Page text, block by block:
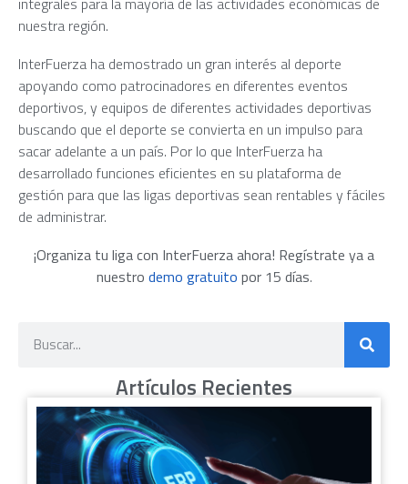
nuestra región.
InterFuerza ha demostrado un gran interés al deporte
apoyando como patrocinadores en diferentes eventos
deportivos, y equipos de diferentes actividades deportivas
buscando que el deporte se convierta en un impulso para
sacar adelante a un país. Por lo que InterFuerza ha
desarrollado funciones eficientes en su plataforma de
gestión para que las ligas deportivas sean rentables y fáciles
de administrar.
¡Organiza tu liga con InterFuerza ahora! Regístrate ya a
nuestro demo gratuito por 15 días.
Artículos Recientes